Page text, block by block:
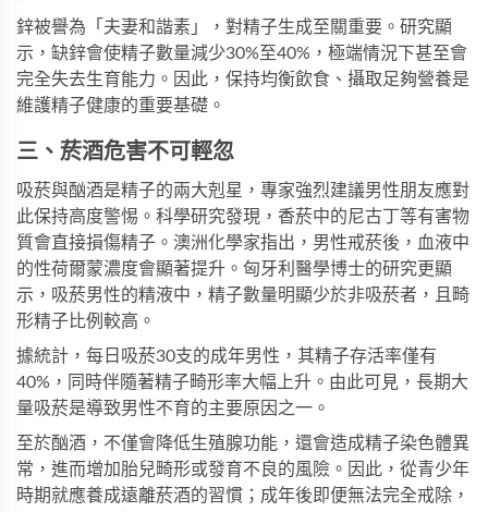
鋅被譽為「夫妻和諧素」，對精子生成至關重要。研究顯
示，缺鋅會使精子數量減少30%至40%，極端情況下甚至會
完全失去生育能力。因此，保持均衡飲食、攝取足夠營養是
維護精子健康的重要基礎。
三、菸酒危害不可輕忽
吸菸與酗酒是精子的兩大剋星，專家強烈建議男性朋友應對
此保持高度警惕。科學研究發現，香菸中的尼古丁等有害物
質會直接損傷精子。澳洲化學家指出，男性戒菸後，血液中
的性荷爾蒙濃度會顯著提升。匈牙利醫學博士的研究更顯
示，吸菸男性的精液中，精子數量明顯少於非吸菸者，且畸
形精子比例較高。
據統計，每日吸菸30支的成年男性，其精子存活率僅有
40%，同時伴隨著精子畸形率大幅上升。由此可見，長期大
量吸菸是導致男性不育的主要原因之一。
至於酗酒，不僅會降低生殖腺功能，還會造成精子染色體異
常，進而增加胎兒畸形或發育不良的風險。因此，從青少年
時期就應養成遠離菸酒的習慣；成年後即便無法完全戒除，